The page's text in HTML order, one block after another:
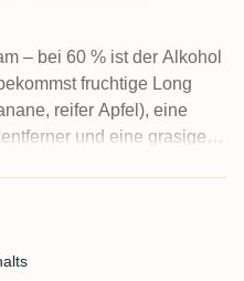
– bei 60 % ist der Alkohol
fruchtige Long
reifer Apfel), eine
und eine grasige,
zeigt sich das Holz
für sein Alter fanden.